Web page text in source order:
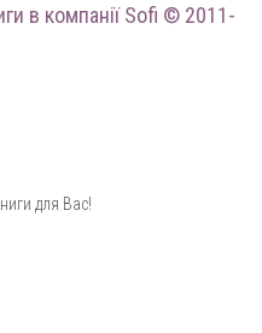
в компанії Sofi © 2011-
для Вас!